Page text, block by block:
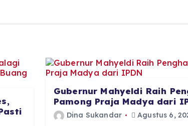
Gubernur Mahyeldi Raih
Pamong Praja Madya dari
Dina Sukandar Agustus 6,